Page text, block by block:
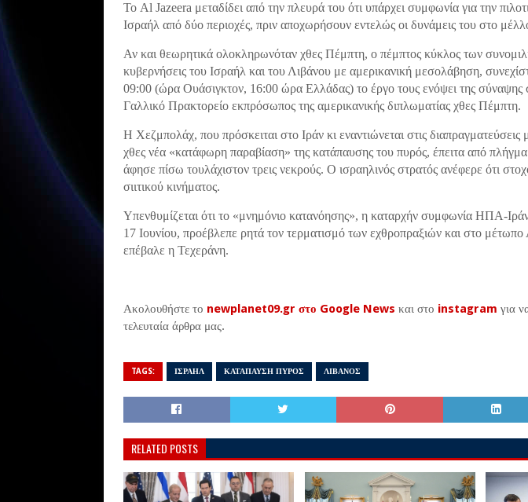
Το Al Jazeera μεταδίδει από την πλευρά του ότι υπάρχει συμφωνία για την
Ισραήλ από δύο περιοχές, πριν αποχωρήσουν εντελώς οι δυνάμεις του στο
Αν και θεωρητικά ολοκληρωνόταν χθες Πέμπτη, ο πέμπτος κύκλος των
κυβερνήσεις του Ισραήλ και του Λιβάνου με αμερικανική μεσολάβηση,
09:00 (ώρα Ουάσιγκτον, 16:00 ώρα Ελλάδας) το έργο τους ενόψει της σύναψης
Γαλλικό Πρακτορείο εκπρόσωπος της αμερικανικής διπλωματίας χθες Πέμπτη.
Η Χεζμπολάχ, που πρόσκειται στο Ιράν κι εναντιώνεται στις διαπραγματεύσεις
χθες νέα «κατάφωρη παραβίαση» της κατάπαυσης του πυρός, έπειτα από
άφησε πίσω τουλάχιστον τρεις νεκρούς. Ο ισραηλινός στρατός ανέφερε ότι
σιιτικού κινήματος.
Υπενθυμίζεται ότι το «μνημόνιο κατανόησης», η καταρχήν συμφωνία ΗΠΑ-
17 Ιουνίου, προέβλεπε ρητά τον τερματισμό των εχθροπραξιών και στο
επέβαλε η Τεχεράνη.
Ακολουθήστε το newplanet09.gr στο Google News και στο instagram για
τελευταία άρθρα μας.
TAGS: ΙΣΡΑΗΛ ΚΑΤΑΠΑΥΣΗ ΠΥΡΟΣ ΛΙΒΑΝΟΣ
RELATED POSTS